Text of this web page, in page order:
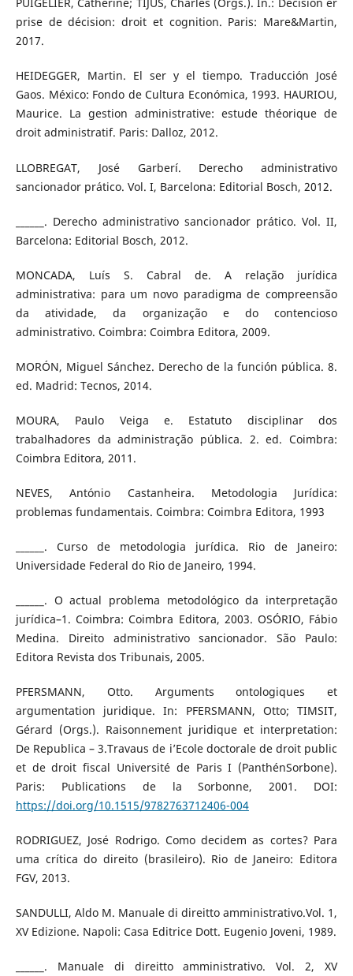
PUIGELIER, Catherine; TIJUS, Charles (Orgs.). In.: Décision er
prise de décision: droit et cognition. Paris: Mare&Martin,
2017.
HEIDEGGER, Martin. El ser y el tiempo. Traducción José
Gaos. México: Fondo de Cultura Económica, 1993. HAURIOU,
Maurice. La gestion administrative: estude théorique de
droit administratif. Paris: Dalloz, 2012.
LLOBREGAT, José Garberí. Derecho administrativo
sancionador prático. Vol. I, Barcelona: Editorial Bosch, 2012.
______. Derecho administrativo sancionador prático. Vol. II,
Barcelona: Editorial Bosch, 2012.
MONCADA, Luís S. Cabral de. A relação jurídica
administrativa: para um novo paradigma de compreensão
da atividade, da organização e do contencioso
administrativo. Coimbra: Coimbra Editora, 2009.
MORÓN, Miguel Sánchez. Derecho de la función pública. 8.
ed. Madrid: Tecnos, 2014.
MOURA, Paulo Veiga e. Estatuto disciplinar dos
trabalhadores da administração pública. 2. ed. Coimbra:
Coimbra Editora, 2011.
NEVES, António Castanheira. Metodologia Jurídica:
problemas fundamentais. Coimbra: Coimbra Editora, 1993
______. Curso de metodologia jurídica. Rio de Janeiro:
Universidade Federal do Rio de Janeiro, 1994.
______. O actual problema metodológico da interpretação
jurídica–1. Coimbra: Coimbra Editora, 2003. OSÓRIO, Fábio
Medina. Direito administrativo sancionador. São Paulo:
Editora Revista dos Tribunais, 2005.
PFERSMANN, Otto. Arguments ontologiques et
argumentation juridique. In: PFERSMANN, Otto; TIMSIT,
Gérard (Orgs.). Raisonnement juridique et interpretation:
De Republica – 3.Travaus de i’Ecole doctorale de droit public
et de droit fiscal Université de Paris I (PanthénSorbone).
Paris: Publications de la Sorbonne, 2001. DOI:
https://doi.org/10.1515/9782763712406-004
RODRIGUEZ, José Rodrigo. Como decidem as cortes? Para
uma crítica do direito (brasileiro). Rio de Janeiro: Editora
FGV, 2013.
SANDULLI, Aldo M. Manuale di direitto amministrativo.Vol. 1,
XV Edizione. Napoli: Casa Editrice Dott. Eugenio Joveni, 1989.
______. Manuale di direitto amministrativo. Vol. 2, XV